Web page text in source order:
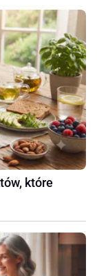
które